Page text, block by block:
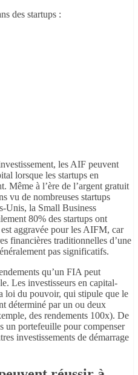
des startups :
les AIF peuvent
lorsque les startups en
Même à l’ère de l’argent gratuit
vu de nombreuses startups
Unis, la Small Business
80% des startups ont
aggravée pour les AIFM, car
financières traditionnelles d’une
pas significatifs.
qu’un FIA peut
Les investisseurs en capital-
loi du pouvoir, qui stipule que le
déterminé par un ou deux
des rendements 100x). De
un portefeuille pour compenser
investissements de démarrage